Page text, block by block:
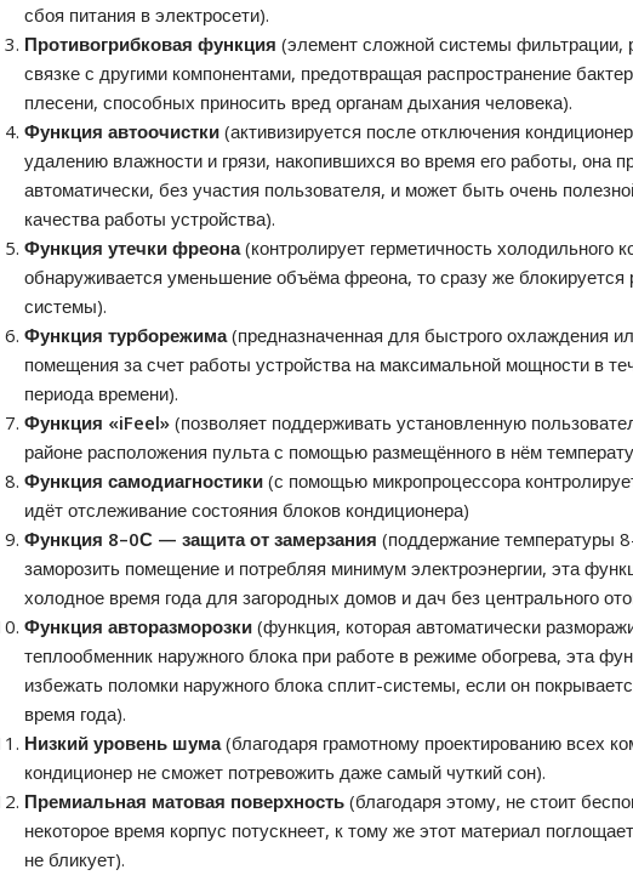
сбоя питания в электросети).
Противогрибковая функция (элемент сложной системы фильтрации,
связке с другими компонентами, предотвращая распространение
плесени, способных приносить вред органам дыхания человека).
Функция автоочистки (активизируется после отключения
удалению влажности и грязи, накопившихся во время его работы, она
автоматически, без участия пользователя, и может быть очень
качества работы устройства).
Функция утечки фреона(контролирует герметичность холодильного
обнаруживается уменьшение объёма фреона, то сразу же блокируется
системы).
Функция турборежима(предназначенная для быстрого охлаждения
помещения за счет работы устройства на максимальной мощности в
периода времени).
Функция «iFeel» (позволяет поддерживать установленную
районе расположения пульта с помощью размещённого в нём
Функция самодиагностики (с помощью микропроцессора
идёт отслеживание состояния блоков кондиционера)
Функция 8–0С — защита от замерзания (поддержание температуры
заморозить помещение и потребляя минимум электроэнергии, эта
холодное время года для загородных домов и дач без центрального
Функция авторазморозки (функция, которая автоматически
теплообменник наружного блока при работе в режиме обогрева, эта
избежать поломки наружного блока сплит-системы, если он
время года).
Низкий уровень шума(благодаря грамотному проектированию всех
кондиционер не сможет потревожить даже самый чуткий сон).
Премиальная матовая поверхность (благодаря этому, не стоит
некоторое время корпус потускнеет, к тому же этот материал
не бликует).